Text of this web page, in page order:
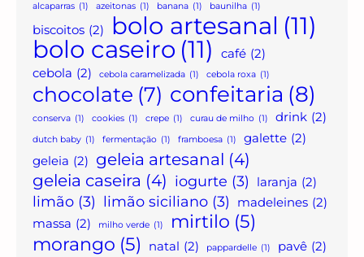
alcaparras (1) azeitonas (1) banana (1) baunilha (1)
biscoitos (2) bolo artesanal (11)
bolo caseiro (11) café (2)
cebola (2) cebola caramelizada (1) cebola roxa (1)
chocolate (7) confeitaria (8)
conserva (1) cookies (1) crepe (1) curau de milho (1) drink (2)
dutch baby (1) fermentação (1) framboesa (1) galette (2)
geleia (2) geleia artesanal (4)
geleia caseira (4) iogurte (3) laranja (2)
limão (3) limão siciliano (3) madeleines (2)
massa (2) milho verde (1) mirtilo (5)
morango (5) natal (2) pappardelle (1) pavê (2)